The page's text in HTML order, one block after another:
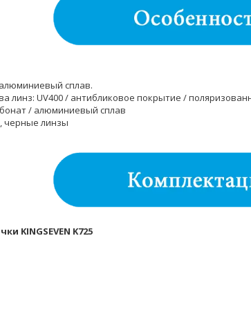
сплав.
линз: UV400 / антибликовое покрытие /
/ алюминиевый сплав
черные линзы
KINGSEVEN K725